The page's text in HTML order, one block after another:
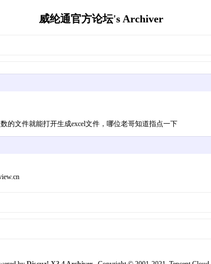
威纶通官方论坛's Archiver
的文件就能打开生成excel文件，哪位老哥知道指点一下